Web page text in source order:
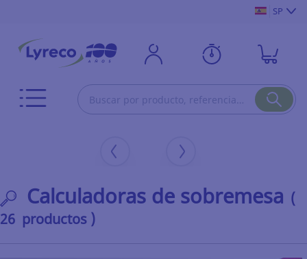
SP
Calculadoras de sobremesa (
26 productos )